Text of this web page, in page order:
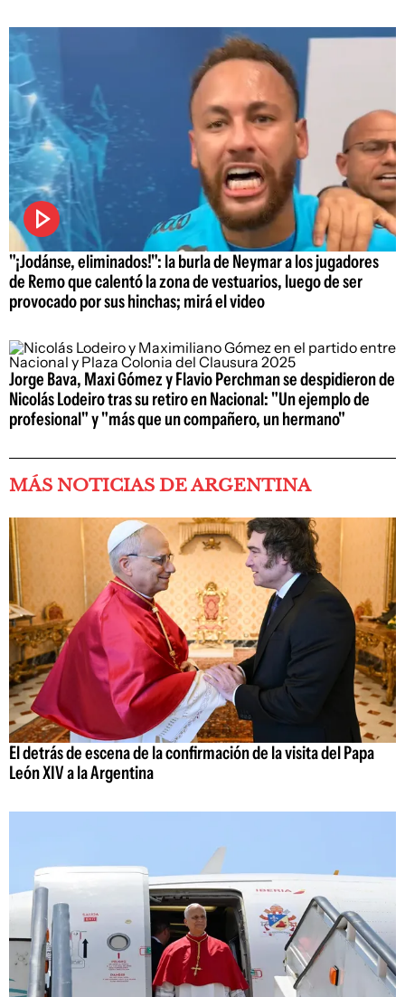
"¡Jodánse, eliminados!": la burla de Neymar a los jugadores
de Remo que calentó la zona de vestuarios, luego de ser
provocado por sus hinchas; mirá el video
Jorge Bava, Maxi Gómez y Flavio Perchman se despidieron de
Nicolás Lodeiro tras su retiro en Nacional: "Un ejemplo de
profesional" y "más que un compañero, un hermano"
MÁS NOTICIAS DE ARGENTINA
El detrás de escena de la confirmación de la visita del Papa
León XIV a la Argentina